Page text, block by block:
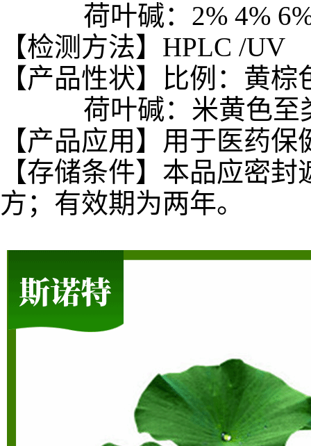
荷叶碱：2% 4% 6%
【检测方法】HPLC /UV
【产品性状】比例：黄
荷叶碱：米黄色至类
【产品应用】用于医药
【存储条件】本品应密
方；有效期为两年。